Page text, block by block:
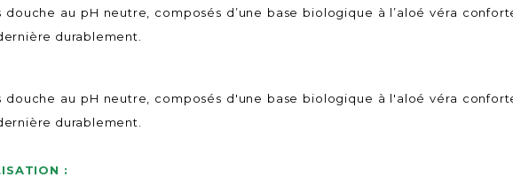
douche au pH neutre, composés d’une base biologique à l’aloé véra
durablement.
douche au pH neutre, composés d'une base biologique à l'aloé véra
durablement.
: